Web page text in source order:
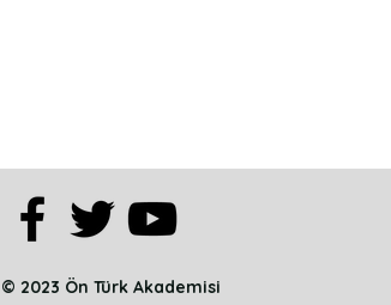
© 2023 Ön Türk Akademisi